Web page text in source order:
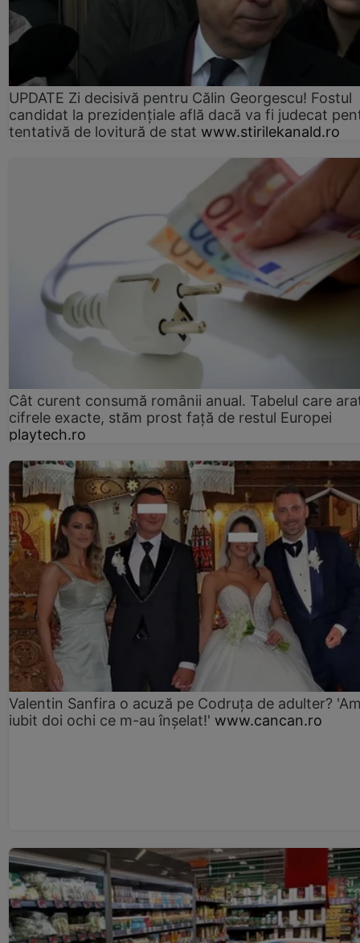
UPDATE Zi decisivă pentru Călin Georgescu! Fostul
candidat la prezidențiale află dacă va fi judecat
tentativă de lovitură de stat www.stirilekanald.ro
Cât curent consumă românii anual. Tabelul care
cifrele exacte, stăm prost faţă de restul Europei
playtech.ro
Valentin Sanfira o acuză pe Codruța de adulter?
iubit doi ochi ce m-au înșelat!' www.cancan.ro